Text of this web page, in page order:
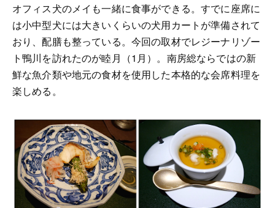
オフィス犬のメイも一緒に食事ができる。すでに座席に
は小中型犬には大きいくらいの犬用カートが準備されて
おり、配膳も整っている。今回の取材でレジーナリゾー
ト鴨川を訪れたのが睦月（1月）。南房総ならではの新
鮮な魚介類や地元の食材を使用した本格的な会席料理を
楽しめる。